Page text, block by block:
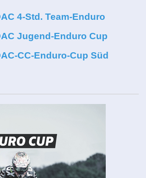
4-Std. Team-Enduro
Jugend-Enduro Cup
CC-Enduro-Cup Süd